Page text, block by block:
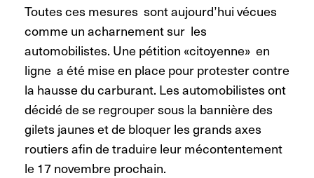
Toutes ces mesures sont aujourd’hui vécues
comme un acharnement sur les
automobilistes. Une pétition «citoyenne» en
ligne a été mise en place pour protester contre
la hausse du carburant. Les automobilistes ont
décidé de se regrouper sous la bannière des
gilets jaunes et de bloquer les grands axes
routiers afin de traduire leur mécontentement
le 17 novembre prochain.